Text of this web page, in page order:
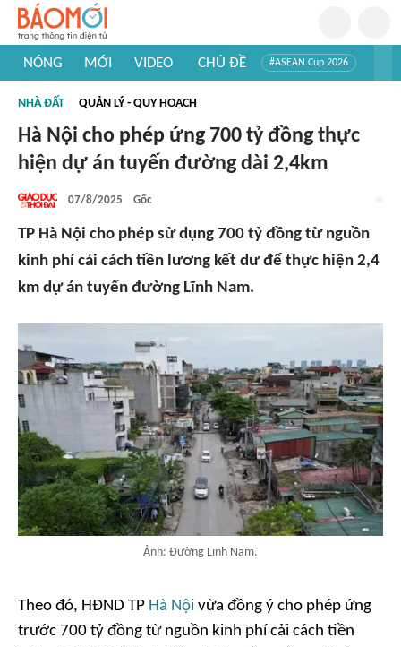
NÓNG MỚI VIDEO CHỦ ĐỀ #ASEAN Cup 2026
#Khám phá thế giới
NHÀ ĐẤT QUẢN LÝ - QUY HOẠCH
Hà Nội cho phép ứng 700 tỷ đồng thực
hiện dự án tuyến đường dài 2,4km
07/8/2025 Gốc
TP Hà Nội cho phép sử dụng 700 tỷ đồng từ nguồn
kinh phí cải cách tiền lương kết dư để thực hiện 2,4
km dự án tuyến đường Lĩnh Nam.
Ảnh: Đường Lĩnh Nam.
Theo đó, HĐND TP Hà Nội vừa đồng ý cho phép ứng
trước 700 tỷ đồng từ nguồn kinh phí cải cách tiền